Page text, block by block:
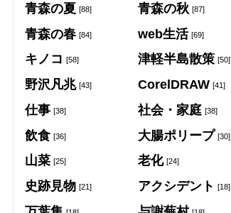
青森の夏 [88] 青森の秋 [87]
青森の春 [84] web生活 [69]
キノコ [58] 津軽半島散策 [50]
野沢凡兆 [43] CorelDRAW [41]
仕事 [38] 社会・家庭 [38]
飲食 [36] 大腸ポリープ [30]
山菜 [25] 老化 [24]
史跡見物 [21] アクシデント [18]